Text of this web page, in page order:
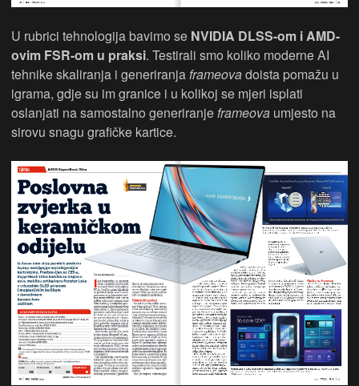
U rubrici tehnologija bavimo se NVIDIA DLSS-om i AMD-
ovim FSR-om u praksi. Testirali smo koliko moderne AI
tehnike skaliranja i generiranjaframeovadoista pomažu u
igrama, gdje su im granice i u kolikoj se mjeri isplati
oslanjati na samostalno generiranjeframeova umjesto na
sirovu snagu grafičke kartice.